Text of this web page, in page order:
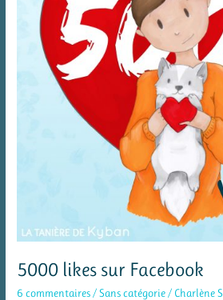
5000 likes sur Facebook
6 commentaires /Sans catégorie / Charlène S